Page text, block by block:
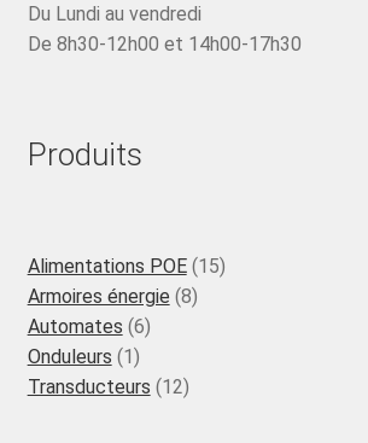
Du Lundi au vendredi
De 8h30-12h00 et 14h00-17h30
Produits
Alimentations POE 1515
Armoires énergie 88
Automates 66
Onduleurs 1 1
produit
Transducteurs 1212